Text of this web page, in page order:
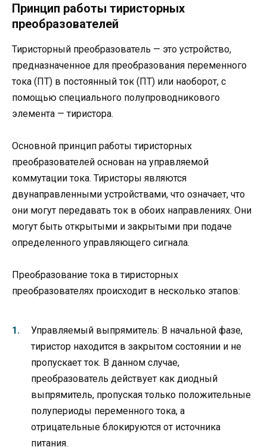
Принцип работы тиристорных
преобразователей
Тиристорный преобразователь — это устройство,
предназначенное для преобразования переменного
тока (ПТ) в постоянный ток (ПТ) или наоборот, с
помощью специального полупроводникового
элемента — тиристора.
Основной принцип работы тиристорных
преобразователей основан на управляемой
коммутации тока. Тиристоры являются
двунаправленными устройствами, что означает, что
они могут передавать ток в обоих направлениях. Они
могут быть открытыми и закрытыми при подаче
определенного управляющего сигнала.
Преобразование тока в тиристорных
преобразователях происходит в несколько этапов:
Управляемый выпрямитель: В начальной фазе,
тиристор находится в закрытом состоянии и не
пропускает ток. В данном случае,
преобразователь действует как диодный
выпрямитель, пропуская только положительные
полупериоды переменного тока, а
отрицательные блокируются от источника
питания.